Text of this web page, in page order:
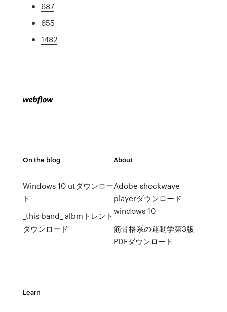
687
655
1482
On the blog
Windows 10 utダウンロー
ド
_this band_ albmトレント
ダウンロード
About
Adobe shockwave
playerダウンロード
windows 10
筋骨格系の運動学第3版
PDFダウンロード
Learn